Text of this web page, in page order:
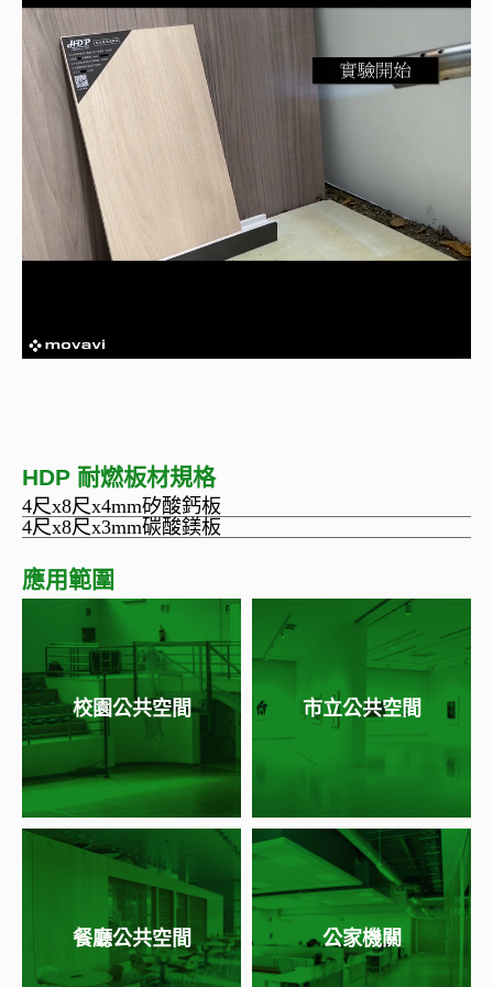
HDP 耐燃板材規格
4尺x8尺x4mm矽酸鈣板
4尺x8尺x3mm碳酸鎂板
應用範圍
校園公共空間 市立公共空間
餐廳公共空間 公家機關